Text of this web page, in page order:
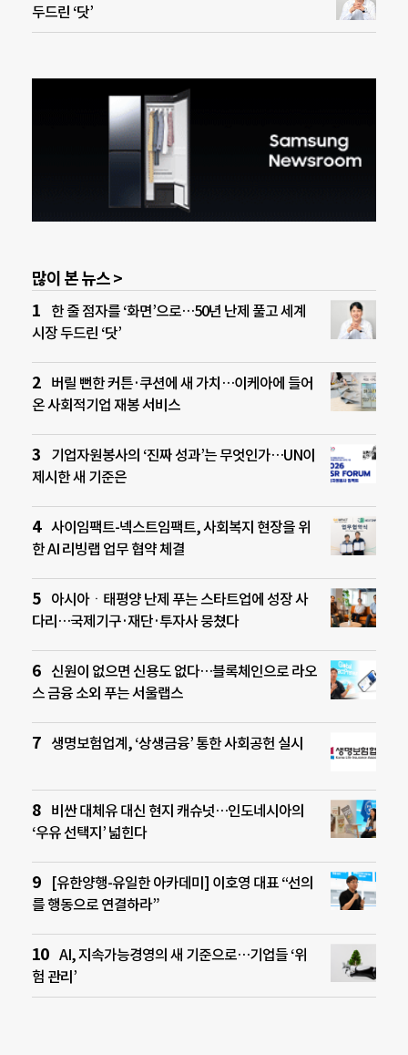
두드린 ‘닷’
많이 본 뉴스 >
한 줄 점자를 ‘화면’으로…50년 난제 풀고 세계
시장 두드린 ‘닷’
버릴 뻔한 커튼·쿠션에 새 가치…이케아에 들어
온 사회적기업 재봉 서비스
기업자원봉사의 ‘진짜 성과’는 무엇인가…UN이
제시한 새 기준은
사이임팩트-넥스트임팩트, 사회복지 현장을 위
한 AI 리빙랩 업무 협약 체결
아시아ㆍ태평양 난제 푸는 스타트업에 성장 사
다리…국제기구·재단·투자사 뭉쳤다
신원이 없으면 신용도 없다…블록체인으로 라오
스 금융 소외 푸는 서울랩스
생명보험업계, ‘상생금융’ 통한 사회공헌 실시
비싼 대체유 대신 현지 캐슈넛…인도네시아의
‘우유 선택지’ 넓힌다
[유한양행-유일한 아카데미] 이호영 대표 “선의
를 행동으로 연결하라”
AI, 지속가능경영의 새 기준으로…기업들 ‘위
험 관리’